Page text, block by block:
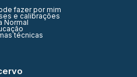
fazer por mim
e calibrações
Normal
técnicas